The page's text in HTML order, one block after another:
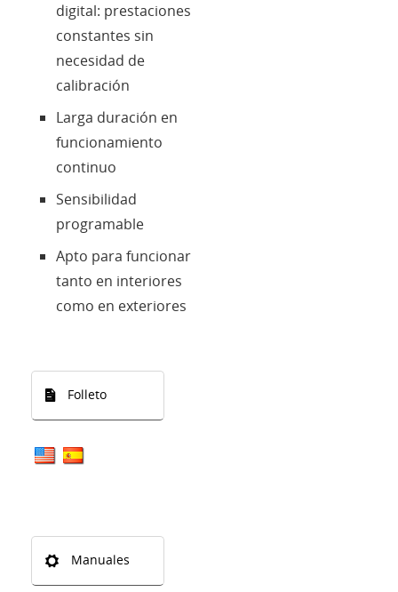
digital: prestaciones
constantes sin
necesidad de
calibración
Larga duración en
funcionamiento
continuo
Sensibilidad
programable
Apto para funcionar
tanto en interiores
como en exteriores
Folleto
Manuales